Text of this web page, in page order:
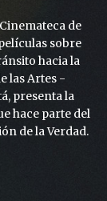
de
sobre
hacia la
las Artes -
presenta la
hace parte del
de la Verdad.